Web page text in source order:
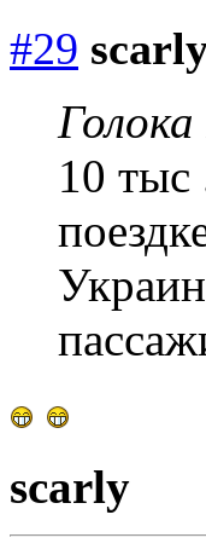
#29
10
scarly